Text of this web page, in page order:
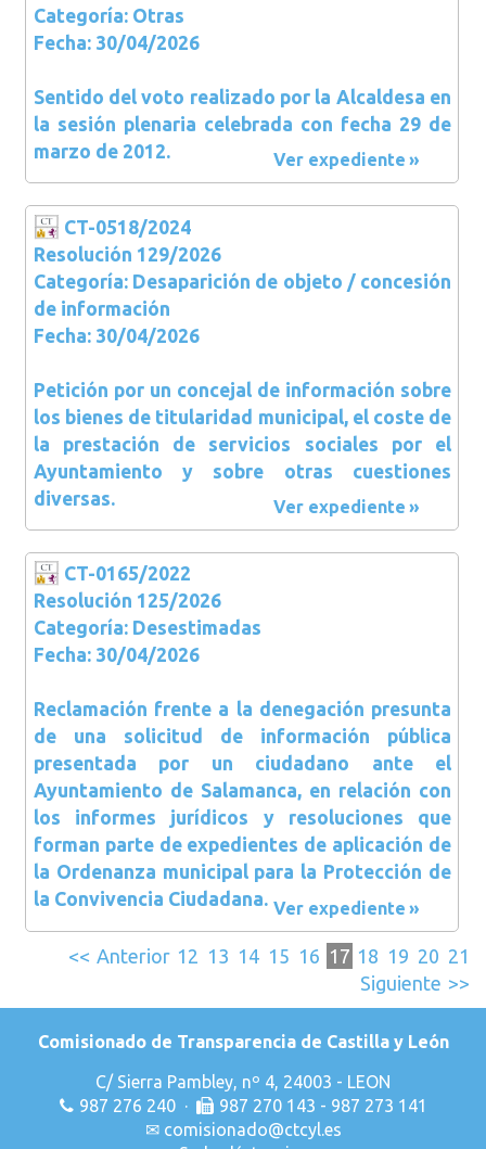
Categoría: Otras
Fecha: 30/04/2026
Sentido del voto realizado por la Alcaldesa en
la sesión plenaria celebrada con fecha 29 de
marzo de 2012.
Ver expediente
CT-0518/2024
Resolución 129/2026
Categoría: Desaparición de objeto / concesión
de información
Fecha: 30/04/2026
Petición por un concejal de información sobre
los bienes de titularidad municipal, el coste de
la prestación de servicios sociales por el
Ayuntamiento y sobre otras cuestiones
diversas.
Ver expediente
CT-0165/2022
Resolución 125/2026
Categoría: Desestimadas
Fecha: 30/04/2026
Reclamación frente a la denegación presunta
de una solicitud de información pública
presentada por un ciudadano ante el
Ayuntamiento de Salamanca, en relación con
los informes jurídicos y resoluciones que
forman parte de expedientes de aplicación de
la Ordenanza municipal para la Protección de
la Convivencia Ciudadana. Ver expediente
<< Anterior 12 13 14 15 16 17 18 19 20 21
Siguiente >>
Comisionado de Transparencia de Castilla y León
C/ Sierra Pambley, nº 4, 24003 - LEON
987 276 240 ·
987 270 143 - 987 273 141
✉ comisionado@ctcyl.es